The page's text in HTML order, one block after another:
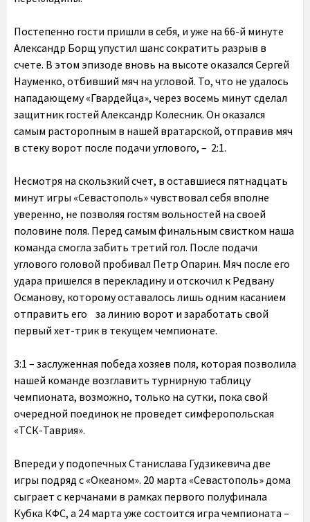
Постепенно гости пришли в себя, и уже на 66-й минуте
Александр Борщ упустил шанс сократить разрыв в
счете. В этом эпизоде вновь на высоте оказался Сергей
Науменко, отбивший мяч на угловой. То, что не удалось
нападающему «Гвардейца», через восемь минут сделал
защитник гостей Александр Колесник. Он оказался
самым расторопным в нашей вратарской, отправив мяч
в стеку ворот после подачи углового, – 2:1.
Несмотря на скользкий счет, в оставшиеся пятнадцать
минут игры «Севастополь» чувствовал себя вполне
уверенно, не позволяя гостям вольностей на своей
половине поля. Перед самым финальным свистком наша
команда смогла забить третий гол. После подачи
углового головой пробивал Петр Опарин. Мяч после его
удара пришелся в перекладину и отскочил к Редвану
Османову, которому оставалось лишь одним касанием
отправить его за линию ворот и заработать свой
первый хет-трик в текущем чемпионате.
3:1 – заслуженная победа хозяев поля, которая позволила
нашей команде возглавить турнирную таблицу
чемпионата, возможно, только на сутки, пока свой
очередной поединок не проведет симферопольская
«ТСК-Таврия».
Впереди у подопечных Станислава Гудзикевича две
игры подряд с «Океаном». 20 марта «Севастополь» дома
сыграет с керчанами в рамках первого полуфинала
Кубка КФС, а 24 марта уже состоится игра чемпионата –